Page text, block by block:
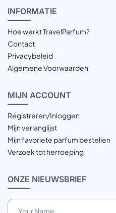
INFORMATIE
Hoe werkt TravelParfum?
Contact
Privacybeleid
Algemene Voorwaarden
MIJN ACCOUNT
Registreren/Inloggen
Mijn verlanglijst
Mijn favoriete parfum bestellen
Verzoek tot herroeping
ONZE NIEUWSBRIEF